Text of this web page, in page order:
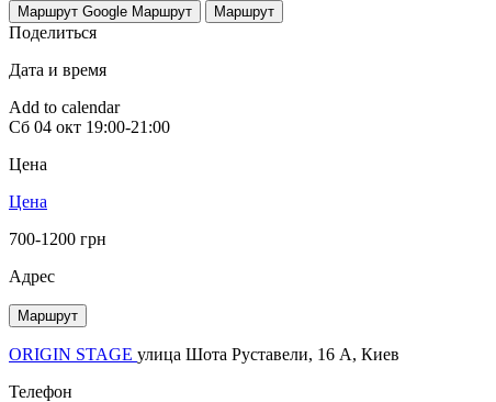
Маршрут Google Маршрут Маршрут
Поделиться
Дата и время
Add to calendar
Сб 04 окт 19:00-21:00
Цена
Цена
700-1200 грн
Адрес
Маршрут
ORIGIN STAGE улица Шота Руставели, 16 A, Киев
Телефон